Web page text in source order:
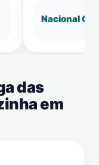
Nacional Gás
das
em